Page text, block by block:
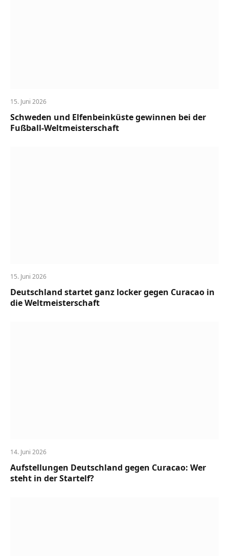
15. Juni 2026
Schweden und Elfenbeinküste gewinnen bei der
Fußball-Weltmeisterschaft
15. Juni 2026
Deutschland startet ganz locker gegen Curacao in
die Weltmeisterschaft
14. Juni 2026
Aufstellungen Deutschland gegen Curacao: Wer
steht in der Startelf?